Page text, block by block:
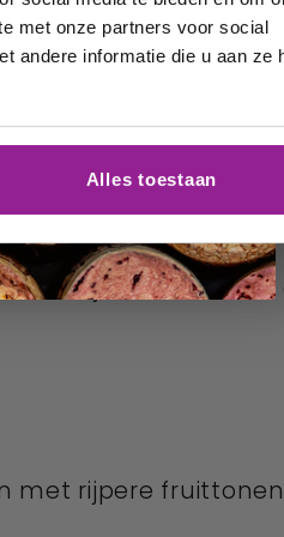
met onze partners voor social
andere informatie die u aan ze
Alles toestaan
rozen en
wijnen, waardoor
met rijpere